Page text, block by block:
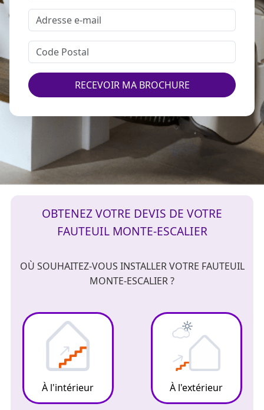
RECEVOIR MA BROCHURE
OBTENEZ VOTRE DEVIS DE VOTRE
FAUTEUIL MONTE-ESCALIER
OÙ SOUHAITEZ-VOUS INSTALLER VOTRE FAUTEUIL
MONTE-ESCALIER ?
À l'intérieur À l'extérieur